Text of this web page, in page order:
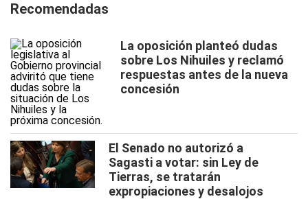
Recomendadas
La oposición planteó dudas
sobre Los Nihuiles y reclamó
respuestas antes de la nueva
concesión
El Senado no autorizó a
Sagasti a votar: sin Ley de
Tierras, se tratarán
expropiaciones y desalojos